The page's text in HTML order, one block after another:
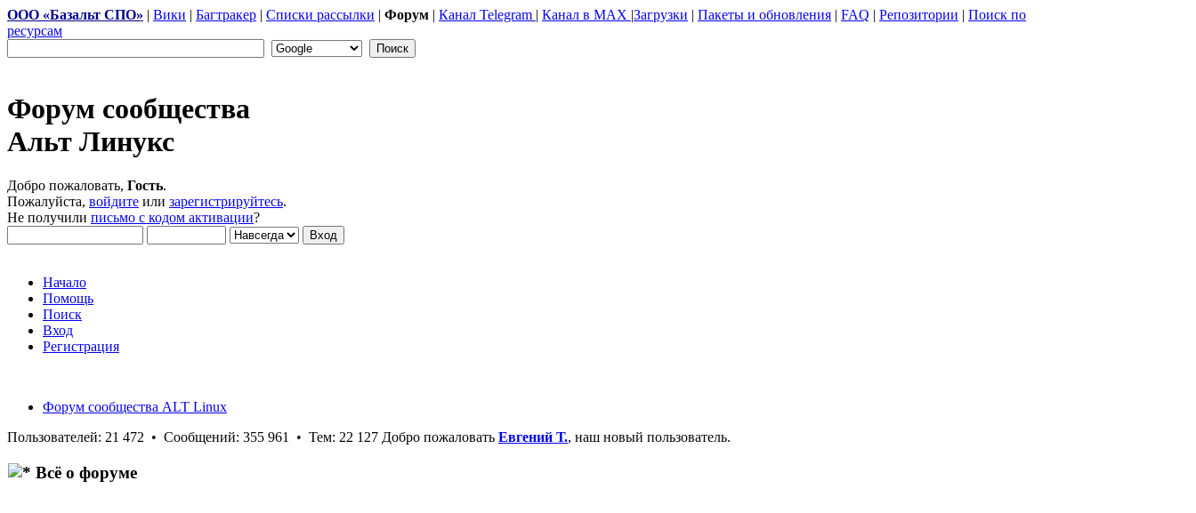
ООО «Базальт СПО» | Вики | Багтракер | Списки рассылки | Форум | Канал Telegram | Канал в MAX |Загрузки | Пакеты и обновления | FAQ | Репозитории | Поиск по
ресурсам
Форум сообщества
Альт Линукс
Добро пожаловать, Гость.
Пожалуйста, войдите или зарегистрируйтесь.
Не получили письмо с кодом активации?
Начало
Помощь
Поиск
Вход
Регистрация
Форум сообщества ALT Linux
Пользователей: 21 472 • Сообщений: 355 961 • Тем: 22 127 Добро пожаловать Евгений Т., наш новый пользователь.
Всё о форуме